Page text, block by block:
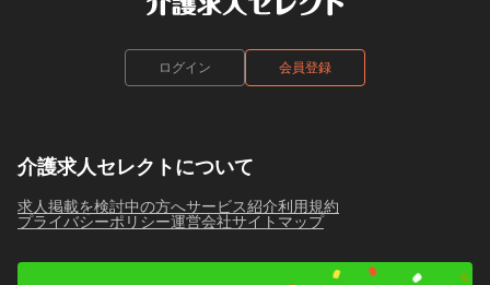
ログイン 会員登録
介護求人セレクトについて
求人掲載を検討中の方へサービス紹介利用規約
プライバシーポリシー運営会社サイトマップ